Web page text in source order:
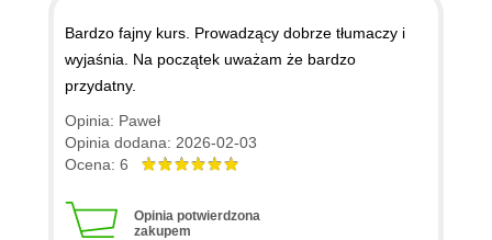
Bardzo fajny kurs. Prowadzący dobrze tłumaczy i
wyjaśnia. Na początek uważam że bardzo
przydatny.
Opinia: Paweł
Opinia dodana: 2026-02-03
Ocena: 6
Opinia potwierdzona
zakupem